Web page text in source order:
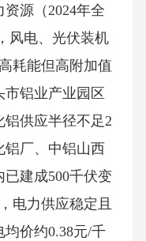
源（2024年全
风电、光伏装机
耗能但高附加值
铝业产业园区
供应半径不足2
铝厂、中铝山西
建成500千伏变
电力供应稳定且
价约0.38元/千